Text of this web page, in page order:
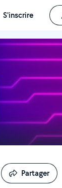
S'inscrire
Partager
Partager